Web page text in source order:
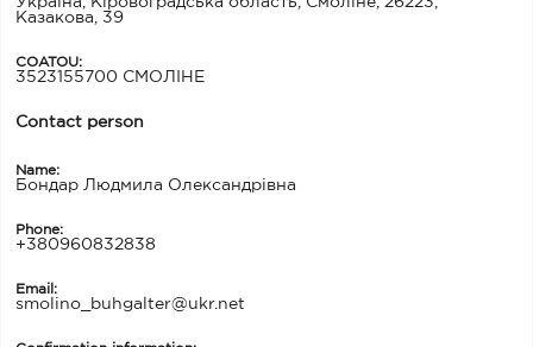
Казакова, 39
COATOU:
3523155700 СМОЛІНЕ
Contact person
Name:
Бондар Людмила Олександрівна
Phone:
+380960832838
Email:
smolino_buhgalter@ukr.net